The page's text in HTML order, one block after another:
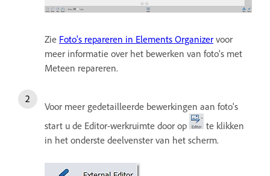
Zie Foto's repareren in Elements Organizer voor
meer informatie over het bewerken van foto's met
Meteen repareren.
Voor meer gedetailleerde bewerkingen aan foto's
start u de Editor-werkruimte door op
te klikken
in het onderste deelvenster van het scherm.